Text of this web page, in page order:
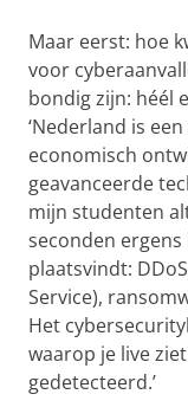
Maar eerst: hoe
voor
bondig zijn: héél
‘Nederland is
economisch
geavanceerde
mijn studenten
seconden
plaatsvindt:
Service),
Het
waarop je live
gedetecteerd.’